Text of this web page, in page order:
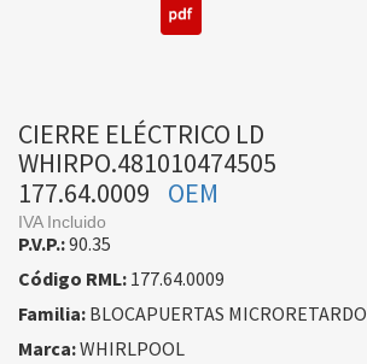
CIERRE ELÉCTRICO LD
WHIRPO.481010474505
177.64.0009
OEM
IVA Incluido
P.V.P.:90.35
Código RML: 177.64.0009
Familia: BLOCAPUERTAS MICRORETARDO
Marca:WHIRLPOOL